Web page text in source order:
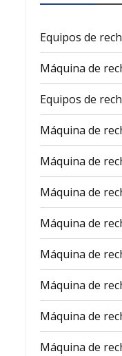
Equipos de
Máquina de
Equipos de
Máquina de
Máquina de
Máquina de
Máquina de
Máquina de
Máquina de
Máquina de
Máquina de